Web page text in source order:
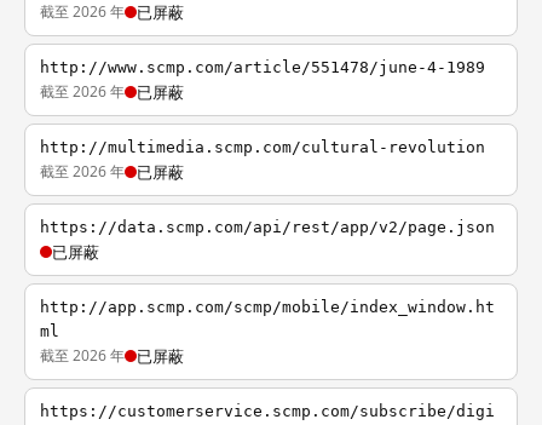
截至 2026 年 已屏蔽
http://www.scmp.com/article/551478/june-4-1989
截至 2026 年 已屏蔽
http://multimedia.scmp.com/cultural-revolution
截至 2026 年 已屏蔽
https://data.scmp.com/api/rest/app/v2/page.json
已屏蔽
http://app.scmp.com/scmp/mobile/index_window.ht
ml
截至 2026 年 已屏蔽
https://customerservice.scmp.com/subscribe/digi